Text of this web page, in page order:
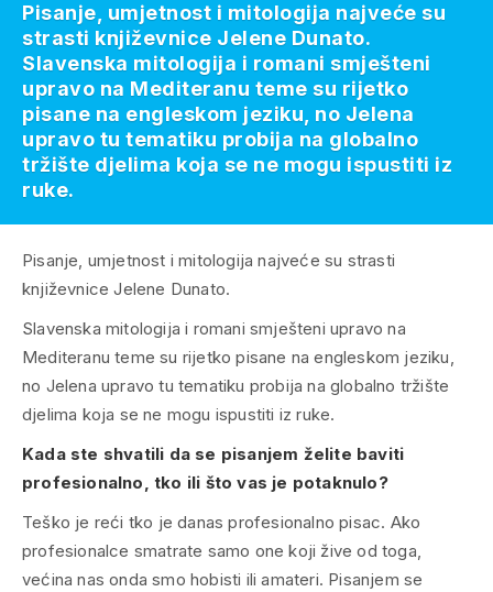
Pisanje, umjetnost i mitologija najveće su strasti
književnice Jelene Dunato.
Slavenska mitologija i romani smješteni upravo na
Mediteranu teme su rijetko pisane na engleskom jeziku,
no Jelena upravo tu tematiku probija na globalno tržište
djelima koja se ne mogu ispustiti iz ruke.
Kada ste shvatili da se pisanjem želite baviti
profesionalno, tko ili što vas je potaknulo?
Teško je reći tko je danas profesionalno pisac. Ako
profesionalce smatrate samo one koji žive od toga,
većina nas onda smo hobisti ili amateri. Pisanjem se
Pisanje, umjetnost i mitologija najveće su
strasti književnice Jelene Dunato.
Slavenska mitologija i romani smješteni
upravo na Mediteranu teme su rijetko
pisane na engleskom jeziku, no Jelena
upravo tu tematiku probija na globalno
tržište djelima koja se ne mogu ispustiti iz
ruke.